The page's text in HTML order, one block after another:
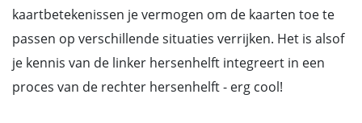
kaartbetekenissen je vermogen om de kaarten toe te
passen op verschillende situaties verrijken. Het is alsof
je kennis van de linker hersenhelft integreert in een
proces van de rechter hersenhelft - erg cool!